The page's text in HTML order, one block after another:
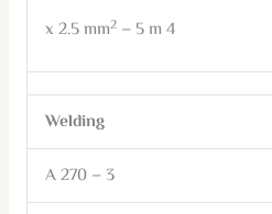
4 x 2.5 mm
2– 5 m
Welding
3 – 270 A